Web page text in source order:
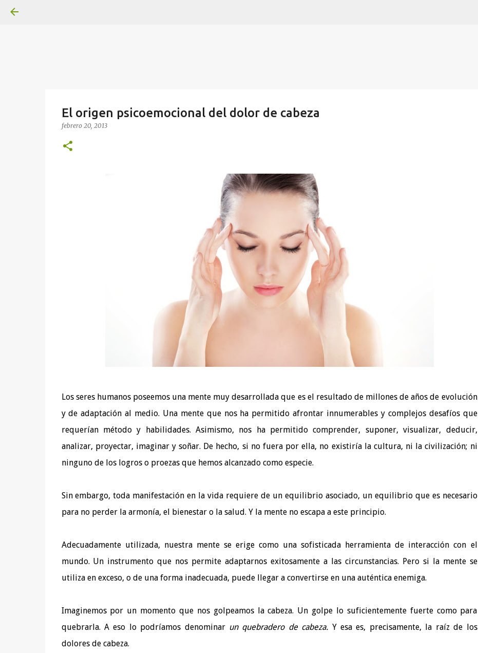
El origen psicoemocional del dolor de cabeza
febrero 20, 2013
Los seres humanos poseemos una mente muy desarrollada que es el resultado de millones de años de evolución
y de adaptación al medio. Una mente que nos ha permitido afrontar innumerables y complejos desafíos que
requerían método y habilidades. Asimismo, nos ha permitido comprender, suponer, visualizar, deducir,
analizar, proyectar, imaginar y soñar. De hecho, si no fuera por ella, no existiría la cultura, ni la civilización; ni
ninguno de los logros o proezas que hemos alcanzado como especie.
Sin embargo, toda manifestación en la vida requiere de un equilibrio asociado, un equilibrio que es necesario
para no perder la armonía, el bienestar o la salud. Y la mente no escapa a este principio.
Adecuadamente utilizada, nuestra mente se erige como una sofisticada herramienta de interacción con el
mundo. Un instrumento que nos permite adaptarnos exitosamente a las circunstancias. Pero si la mente se
utiliza en exceso, o de una forma inadecuada, puede llegar a convertirse en una auténtica enemiga.
Imaginemos por un momento que nos golpeamos la cabeza. Un golpe lo suficientemente fuerte como para
quebrarla. A eso lo podríamos denominar un quebradero de cabeza. Y esa es, precisamente, la raíz de los
dolores de cabeza.